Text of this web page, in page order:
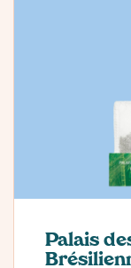
Palais